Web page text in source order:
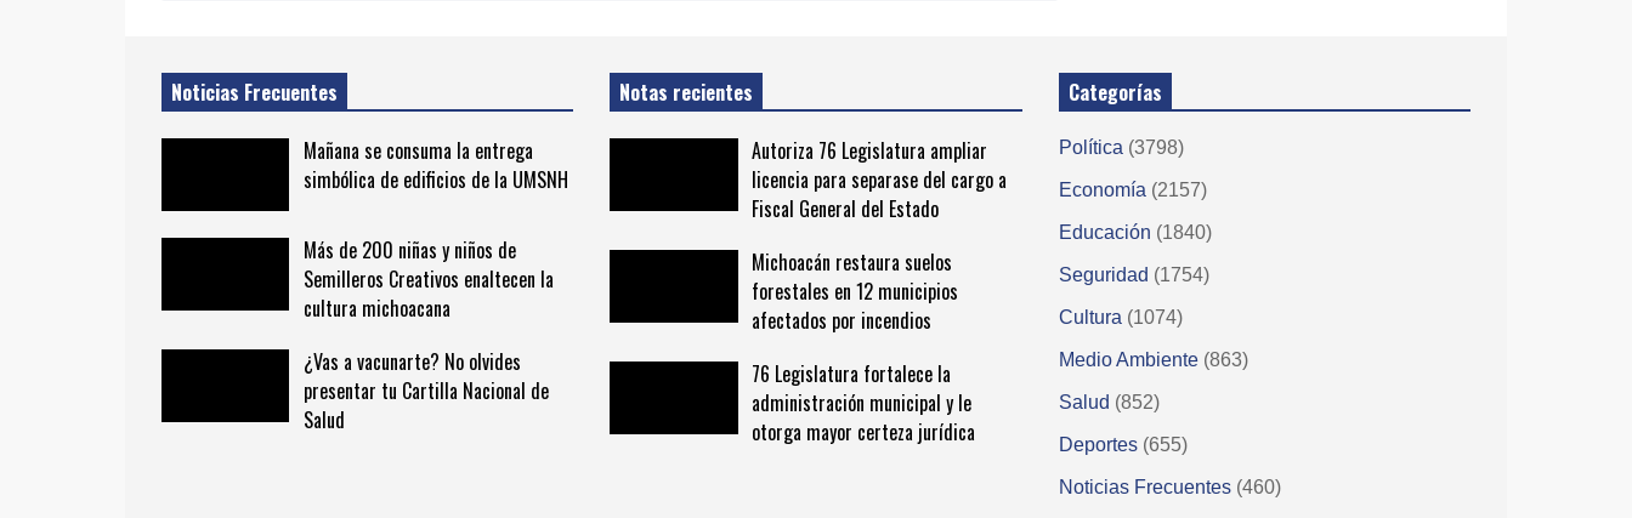
Noticias Frecuentes
Mañana se consuma la entrega
simbólica de edificios de la UMSNH
Más de 200 niñas y niños de
Semilleros Creativos enaltecen la
cultura michoacana
¿Vas a vacunarte? No olvides
presentar tu Cartilla Nacional de
Salud
Notas recientes
Autoriza 76 Legislatura ampliar
licencia para separase del cargo a
Fiscal General del Estado
Michoacán restaura suelos
forestales en 12 municipios
afectados por incendios
76 Legislatura fortalece la
administración municipal y le
otorga mayor certeza jurídica
Categorías
Política (3798)
Economía (2157)
Educación (1840)
Seguridad (1754)
Cultura (1074)
Medio Ambiente (863)
Salud (852)
Deportes (655)
Noticias Frecuentes (460)